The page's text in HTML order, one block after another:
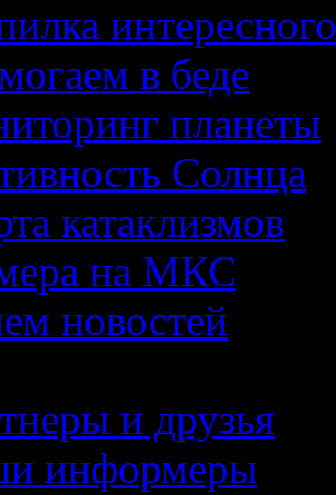
интересного
в беде
планеты
Солнца
катаклизмов
на МКС
новостей
и друзья
информеры